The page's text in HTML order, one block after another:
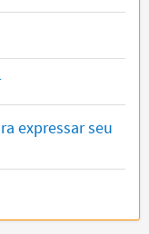
expressar seu